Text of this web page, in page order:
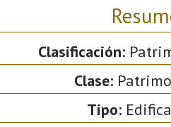
Clasificación:
Clase:
Tipo: